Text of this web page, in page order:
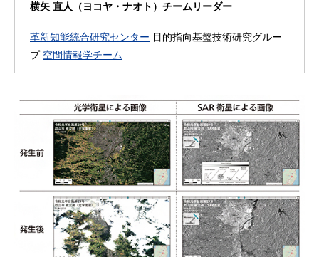
横矢 直人（ヨコヤ・ナオト）チームリーダー
革新知能統合研究センター 目的指向基盤技術研究グルー
プ 空間情報学チーム